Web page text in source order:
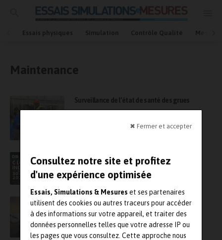
✖ Fermer et accepter
Consultez notre site et profitez
d'une expérience optimisée
Essais, Simulations & Mesures et ses partenaires
utilisent des cookies ou autres traceurs pour accéder
à des informations sur votre appareil, et traiter des
données personnelles telles que votre adresse IP ou
les pages que vous consultez. Cette approche nous
Essais physiques Simulation Contrôle Qualité Mesures
Maintenance
Surveillance de l’état de santé des grues
dB Vib – Une première au Global Industrie de
Paris !
Partenariat entre Hexagon et Thales pour
améliorer la qualité dans la zone EMEA